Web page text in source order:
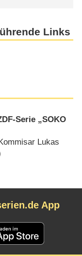
Links
Serie „SOKO
Lukas
App